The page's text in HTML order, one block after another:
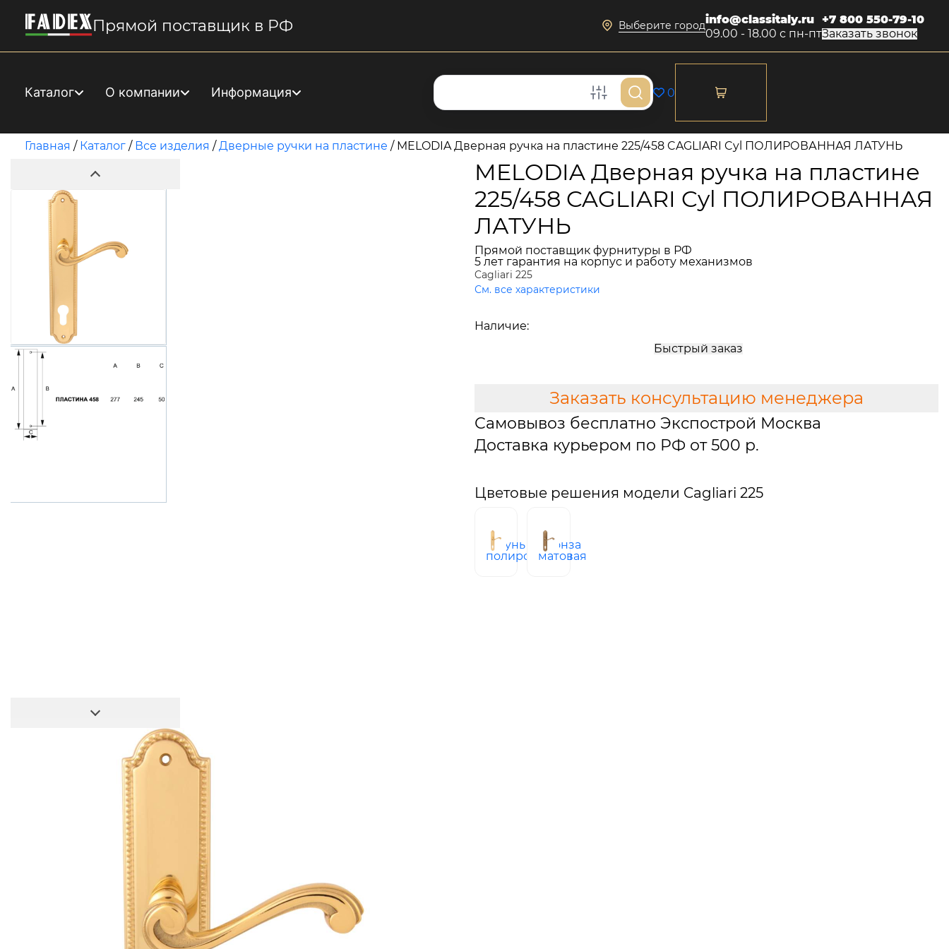
Прямой поставщик в РФ Выберите городinfo@classitaly.ru
09.00 - 18.00 с пн-пт
+7 800 550-79-10
Заказать звонок
Каталог О компании Информация 0
Главная / Каталог / Все изделия /Дверные ручки на пластине / MELODIA Дверная ручка на пластине 225/458 CAGLIARI Cyl ПОЛИРОВАННАЯ ЛАТУНЬ
MELODIA Дверная ручка на пластине
225/458 CAGLIARI Cyl ПОЛИРОВАННАЯ
ЛАТУНЬ
Прямой поставщик фурнитуры в РФ
5 лет гарантия на корпус и работу механизмов
Cagliari 225
См. все характеристики
Наличие:
Быстрый заказ
Заказать консультацию менеджера
Самовывоз бесплатно Экспострой Москва
Доставка курьером по РФ от 500 р.
Цветовые решения модели Cagliari 225
латунь
полированная
бронза
матовая